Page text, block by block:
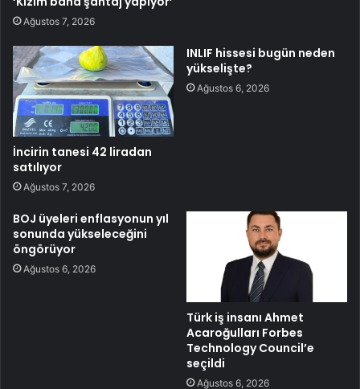
Ağustos 7, 2026
İncirin tanesi 42 liradan
satılıyor
Ağustos 7, 2026
INLIF hissesi bugün neden
yükselişte?
Ağustos 6, 2026
BOJ üyeleri enflasyonun yıl
sonunda yükseleceğini
öngörüyor
Ağustos 6, 2026
Türk iş insanı Ahmet
Acaroğulları Forbes
Technology Council’e
seçildi
Ağustos 6, 2026